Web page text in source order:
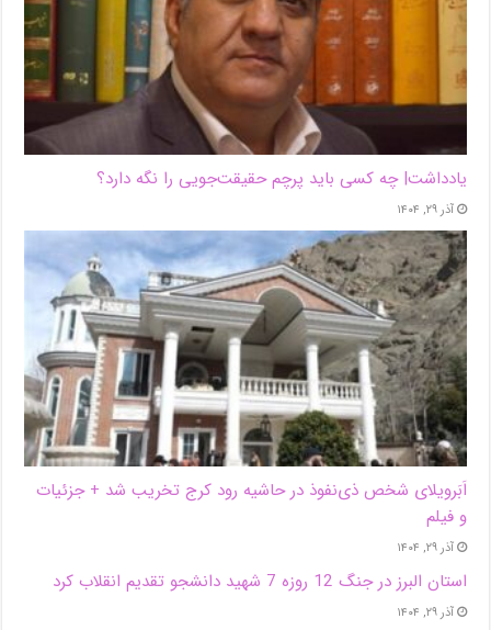
یادداشت| ‌چه کسی باید پرچم حقیقت‌جویی را نگه دارد؟
آذر ۲۹, ۱۴۰۴
اَبَر‌ویلای شخص ذی‌نفوذ در حاشیه‌ رود کرج تخریب شد + جزئیات
و فیلم
آذر ۲۹, ۱۴۰۴
استان البرز در جنگ 12 روزه 7 شهید دانشجو تقدیم انقلاب کرد
آذر ۲۹, ۱۴۰۴